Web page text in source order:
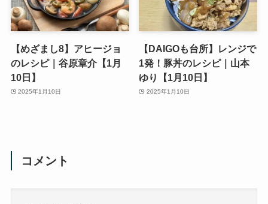
【めざまし8】アヒージョ
のレシピ｜谷原章介【1月
10日】
2025年1月10日
【DAIGOも台所】レンジで
1発！豚丼のレシピ｜山本
ゆり【1月10日】
2025年1月10日
コメント